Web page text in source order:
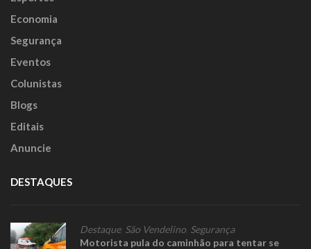
Economia
Segurança
Eventos
Colunistas
Blogs
Editais
Anuncie
DESTAQUES
Destaque, São Vendelino Segurança
Motorista pula do caminhão para tentar se